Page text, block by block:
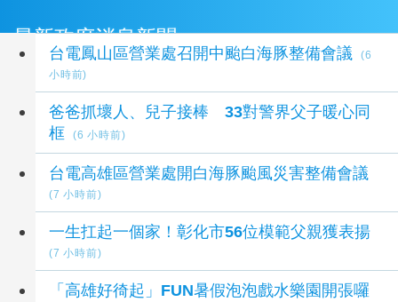
最新政府消息新聞
台電鳳山區營業處召開中颱白海豚整備會議
(6
小時前)
爸爸抓壞人、兒子接棒 33對警界父子暖心同
框
(6 小時前)
台電高雄區營業處開白海豚颱風災害整備會議
(7 小時前)
一生扛起一個家！彰化市56位模範父親獲表揚
(7 小時前)
「高雄好徛起」FUN暑假泡泡戲水樂園開張囉